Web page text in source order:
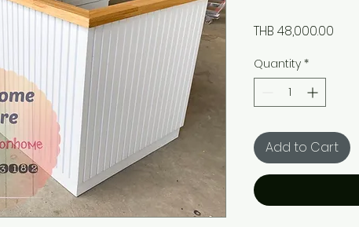
THB 48,000.00
Quantity *
Add to Cart